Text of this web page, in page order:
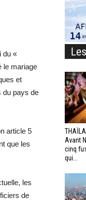
du «
le mariage
et
du pays de
article 5
que les
les
de
Avant
cinq
qui...